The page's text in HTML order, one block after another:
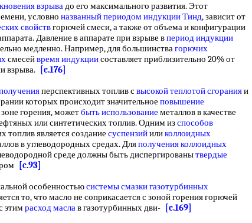
взрывадо его максимального развития. Этот
условно названныйпериодом индукцииТинд, зависит от
свойствгорючей смеси, а также от объема и конфигурации
Давление в аппарате при взрыве впериод индукции
медленно. Например, для большинствагорючих
смесейвремя индукциисоставляет приблизительно 20% от
взрыва.
[c.176]
перспективных топлив свысокой теплотой сгоранияи
которых происходит значительное повышение
зоне горения, можетбыть использование металлов в качестве
или синтетических топлив. Одним изспособов
топлив является создание суспензийиликоллоидных
в углеводородных средах. Дляполучения коллоидных
среде должны быть диспергированытвердые
[c.93]
особенностьюсистемы смазкигазотурбинных
то, что масло не соприкасается с зоной горения горючей
этим расход маслав газотурбинных дви-
[c.169]